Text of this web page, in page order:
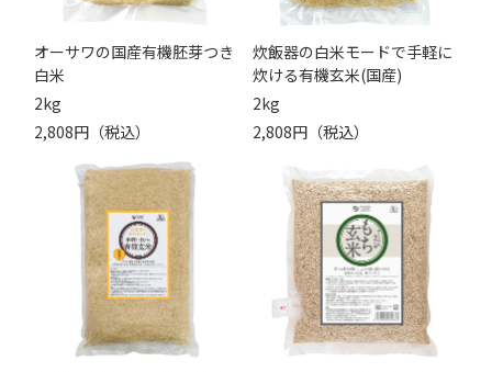
オーサワの国産有機胚芽つき
白米
2kg
2,808円（税込）
炊飯器の白米モードで手軽に
炊ける有機玄米(国産)
2kg
2,808円（税込）